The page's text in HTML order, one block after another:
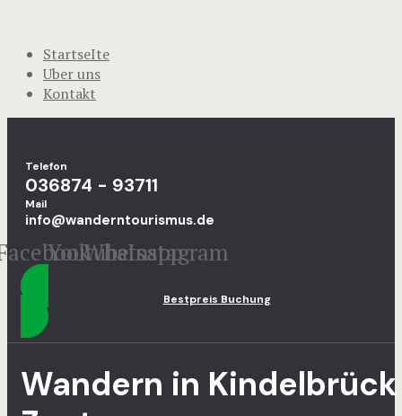
StartseIte
Uber uns
Kontakt
Telefon
036874 - 93711
Mail
info@wanderntourismus.de
Youtube
Whatsapp
Instagram
Bestpreis Buchung
Wandern in Kindelbrück